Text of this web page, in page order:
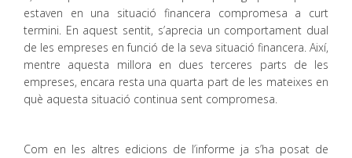
estaven en una situació financera compromesa a curt
termini. En aquest sentit, s’aprecia un comportament dual
de les empreses en funció de la seva situació financera. Així,
mentre aquesta millora en dues terceres parts de les
empreses, encara resta una quarta part de les mateixes en
què aquesta situació continua sent compromesa.
Com en les altres edicions de l’informe ja s’ha posat de